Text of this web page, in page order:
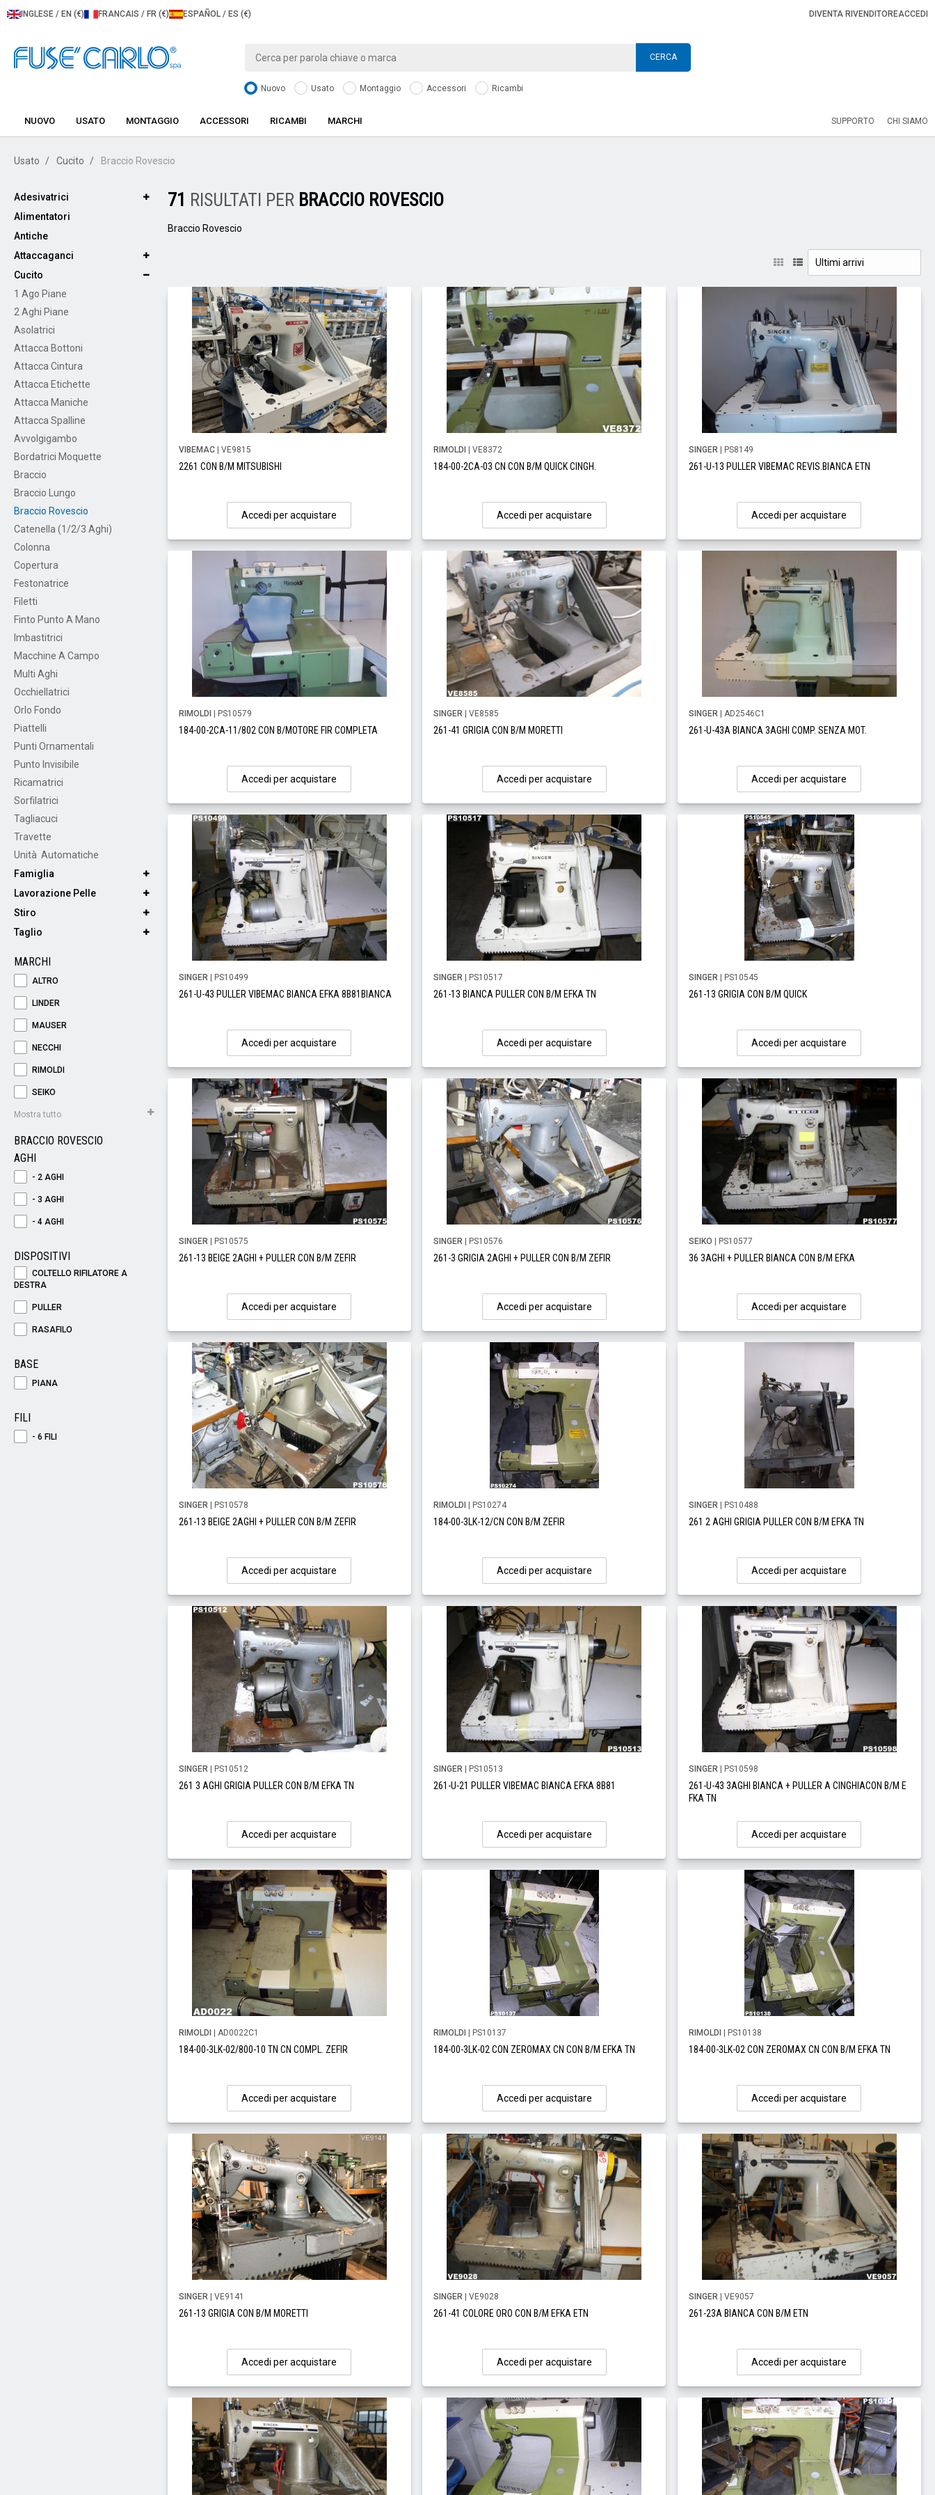
INGLESE / EN (€) FRANCAIS / FR (€) ESPAÑOL / ES (€) DIVENTA RIVENDITOREACCEDI
CERCA
Nuovo Usato Montaggio Accessori Ricambi
NUOVO USATO MONTAGGIO ACCESSORI RICAMBI MARCHI SUPPORTO CHI SIAMO
Usato Cucito Braccio Rovescio
Adesivatrici
Alimentatori
Antiche
Attaccaganci
Cucito
1 Ago Piane
2 Aghi Piane
Asolatrici
Attacca Bottoni
Attacca Cintura
Attacca Etichette
Attacca Maniche
Attacca Spalline
Avvolgigambo
Bordatrici Moquette
Braccio
Braccio Lungo
Braccio Rovescio
Catenella (1/2/3 Aghi)
Colonna
Copertura
Festonatrice
Filetti
Finto Punto A Mano
Imbastitrici
Macchine A Campo
Multi Aghi
Occhiellatrici
Orlo Fondo
Piattelli
Punti Ornamentali
Punto Invisibile
Ricamatrici
Sorfilatrici
Tagliacuci
Travette
Unità Automatiche
Famiglia
Lavorazione Pelle
Stiro
Taglio
MARCHI
ALTRO
LINDER
MAUSER
NECCHI
RIMOLDI
SEIKO
Mostra tutto
BRACCIO ROVESCIO
AGHI
- 2 AGHI
- 3 AGHI
- 4 AGHI
DISPOSITIVI
COLTELLO RIFILATORE A
DESTRA
PULLER
RASAFILO
BASE
PIANA
FILI
- 6 FILI
71 RISULTATI PER BRACCIO ROVESCIO
Braccio Rovescio
VIBEMAC| VE9815
2261 CON B/M MITSUBISHI
Accedi per acquistare
RIMOLDI | VE8372
184-00-2CA-03 CN CON B/M QUICK CINGH.
Accedi per acquistare
SINGER| PS8149
261-U-13 PULLER VIBEMAC REVIS.BIANCA ETN
Accedi per acquistare
RIMOLDI | PS10579
184-00-2CA-11/802 CON B/MOTORE FIR COMPLETA
Accedi per acquistare
SINGER | VE8585
261-41 GRIGIA CON B/M MORETTI
Accedi per acquistare
SINGER| AD2546C1
261-U-43A BIANCA 3AGHI COMP. SENZA MOT.
Accedi per acquistare
SINGER| PS10499
261-U-43 PULLER VIBEMAC BIANCA EFKA 8B81BIANCA
Accedi per acquistare
SINGER | PS10517
261-13 BIANCA PULLER CON B/M EFKA TN
Accedi per acquistare
SINGER| PS10545
261-13 GRIGIA CON B/M QUICK
Accedi per acquistare
SINGER| PS10575
261-13 BEIGE 2AGHI + PULLER CON B/M ZEFIR
Accedi per acquistare
SINGER | PS10576
261-3 GRIGIA 2AGHI + PULLER CON B/M ZEFIR
Accedi per acquistare
SEIKO | PS10577
36 3AGHI + PULLER BIANCA CON B/M EFKA
Accedi per acquistare
SINGER| PS10578
261-13 BEIGE 2AGHI + PULLER CON B/M ZEFIR
Accedi per acquistare
RIMOLDI | PS10274
184-00-3LK-12/CN CON B/M ZEFIR
Accedi per acquistare
SINGER| PS10488
261 2 AGHI GRIGIA PULLER CON B/M EFKA TN
Accedi per acquistare
SINGER| PS10512
261 3 AGHI GRIGIA PULLER CON B/M EFKA TN
Accedi per acquistare
SINGER | PS10513
261-U-21 PULLER VIBEMAC BIANCA EFKA 8B81
Accedi per acquistare
SINGER| PS10598
261-U-43 3AGHI BIANCA + PULLER A CINGHIACON B/M E
FKA TN
Accedi per acquistare
RIMOLDI | AD0022C1
184-00-3LK-02/800-10 TN CN COMPL. ZEFIR
Accedi per acquistare
RIMOLDI | PS10137
184-00-3LK-02 CON ZEROMAX CN CON B/M EFKA TN
Accedi per acquistare
RIMOLDI | PS10138
184-00-3LK-02 CON ZEROMAX CN CON B/M EFKA TN
Accedi per acquistare
SINGER| VE9141
261-13 GRIGIA CON B/M MORETTI
Accedi per acquistare
SINGER | VE9028
261-41 COLORE ORO CON B/M EFKA ETN
Accedi per acquistare
SINGER| VE9057
261-23A BIANCA CON B/M ETN
Accedi per acquistare